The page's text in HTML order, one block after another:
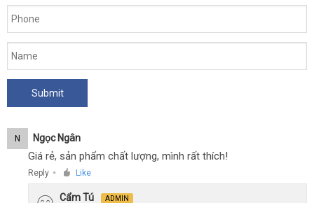
N Ngọc Ngân
Giá rẻ, sản phẩm chất lượng, mình rất thích!
Reply ● Like
Cẩm Tú ADMIN